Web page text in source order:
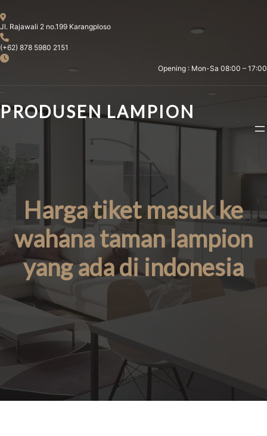
to
content
Jl. Rajawali 2 no.199 Karangploso
(+62) 878 5980 2151
Opening : Mon-Sa 08:00 – 17:00
PRODUSEN LAMPION
Harga tiket masuk ke
wahana taman lampion
yang ada di indonesia